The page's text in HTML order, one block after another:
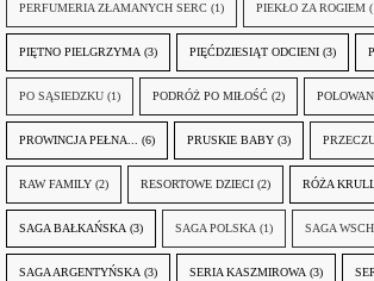
PERFUMERIA ZŁAMANYCH SERC (1) PIEKŁO ZA ROGIEM
PIĘTNO PIELGRZYMA (3) PIĘĆDZIESIĄT ODCIENI (3)
PO SĄSIEDZKU (1) PODRÓŻ PO MIŁOŚĆ (2)
PROWINCJA PEŁNA... (6) PRUSKIE BABY (3)
RAW FAMILY (2) RESORTOWE DZIECI (2) RÓŻA
SAGA BAŁKAŃSKA (3) SAGA POLSKA (1) SAGA
SAGA ARGENTYŃSKA (3) SERIA KASZMIROWA (3)